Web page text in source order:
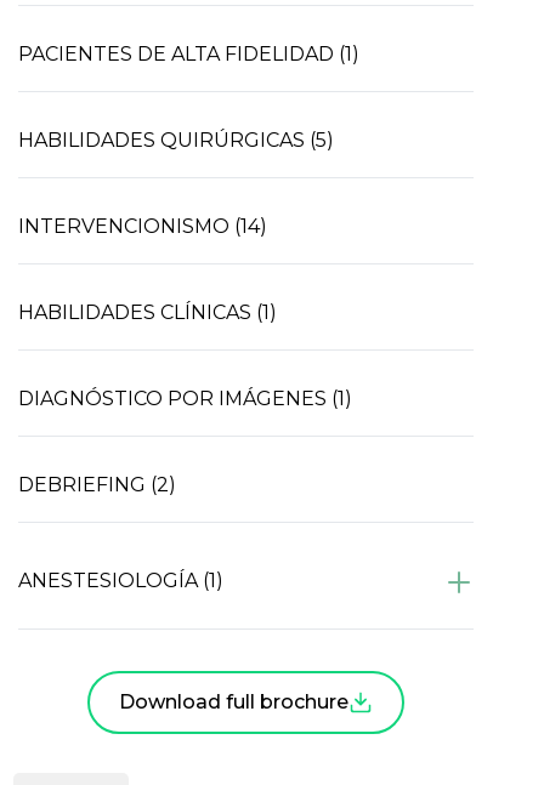
PACIENTES DE ALTA FIDELIDAD (1)
HABILIDADES QUIRÚRGICAS (5)
INTERVENCIONISMO (14)
HABILIDADES CLÍNICAS (1)
DIAGNÓSTICO POR IMÁGENES (1)
DEBRIEFING (2)
ANESTESIOLOGÍA (1)
Download full brochure